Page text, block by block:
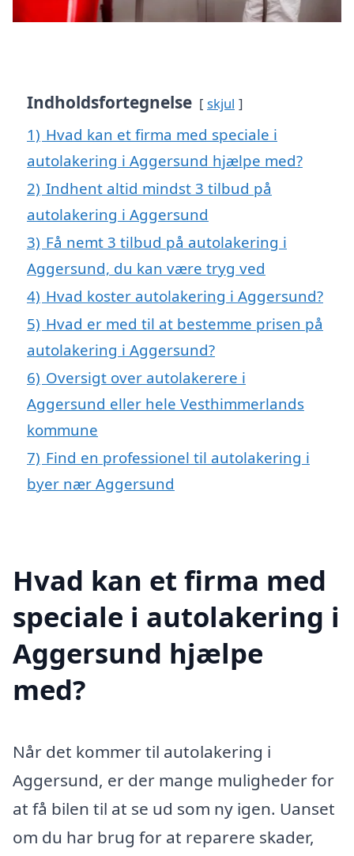
Indholdsfortegnelse skjul
1) Hvad kan et firma med speciale i
autolakering i Aggersund hjælpe med?
2) Indhent altid mindst 3 tilbud på
autolakering i Aggersund
3) Få nemt 3 tilbud på autolakering i
Aggersund, du kan være tryg ved
4) Hvad koster autolakering i Aggersund?
5) Hvad er med til at bestemme prisen på
autolakering i Aggersund?
6) Oversigt over autolakerere i
Aggersund eller hele Vesthimmerlands
kommune
7) Find en professionel til autolakering i
byer nær Aggersund
Hvad kan et firma med
speciale i autolakering i
Aggersund hjælpe
med?
Når det kommer til autolakering i
Aggersund, er der mange muligheder for
at få bilen til at se ud som ny igen. Uanset
om du har brug for at reparere skader,